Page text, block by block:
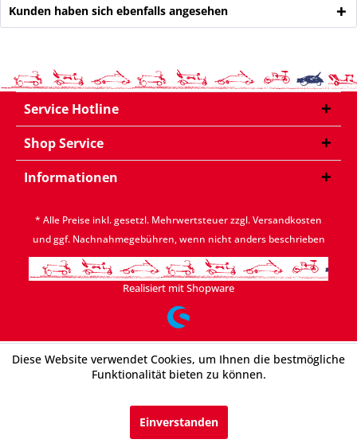
Kunden haben sich ebenfalls angesehen
Service Hotline
Shop Service
Informationen
* Alle Preise inkl. gesetzl. Mehrwertsteuer zzgl.Versandkosten
und ggf. Nachnahmegebühren, wenn nicht anders beschrieben
Realisiert mit Shopware
Diese Website verwendet Cookies, um Ihnen die bestmögliche
Funktionalität bieten zu können.
Einverstanden